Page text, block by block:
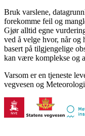
Bruk varslene,
forekomme feil og
Gjør alltid egne
ved å velge hvor, når og
basert på tilgjengelige
kan være komplekse og
Varsom er en tjeneste
vegvesen og